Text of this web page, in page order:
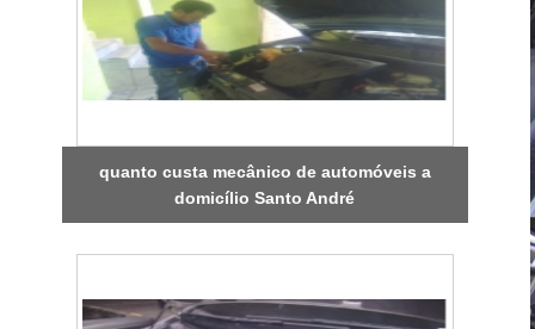
quanto custa mecânico de automóveis a
domicílio Santo André